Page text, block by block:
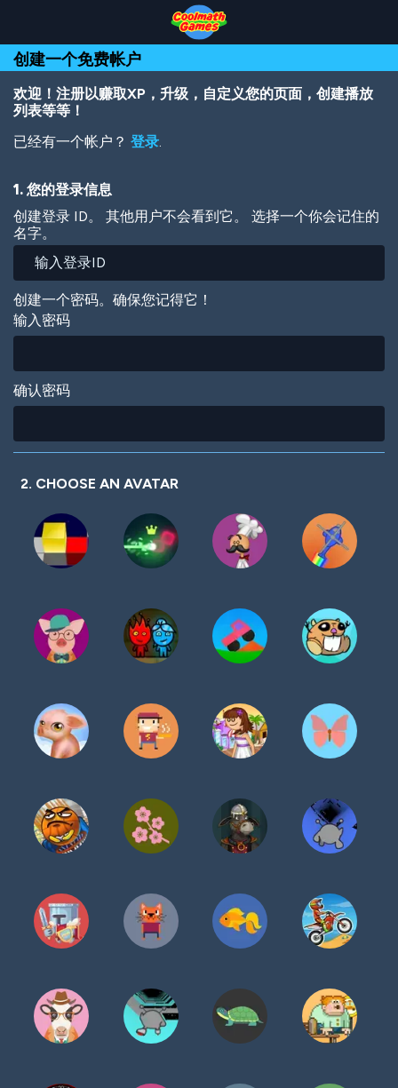
Top
of
Page
Navigation
Main
Content
Footer
到
主
要
内
容
创建一个免费帐户
欢迎！注册以赚取XP，升级，自定义您的页面，创建播放
列表等等！
已经有一个帐户？ 登录.
1. 您的登录信息
创建登录 ID。 其他用户不会看到它。 选择一个你会记住的
名字。
创建一个密码。确保您记得它！
输入密码
确认密码
2. CHOOSE AN AVATAR